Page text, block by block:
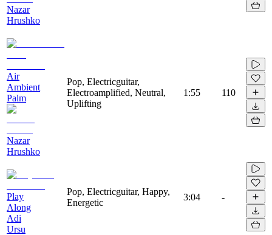
Nazar
Hrushko
Air
Ambient
Palm
Nazar
Hrushko
Pop, Electricguitar,
Electroamplified, Neutral,
Uplifting
1:55 110
Play
Along
Adi
Ursu
Pop, Electricguitar, Happy,
Energetic
3:04 -